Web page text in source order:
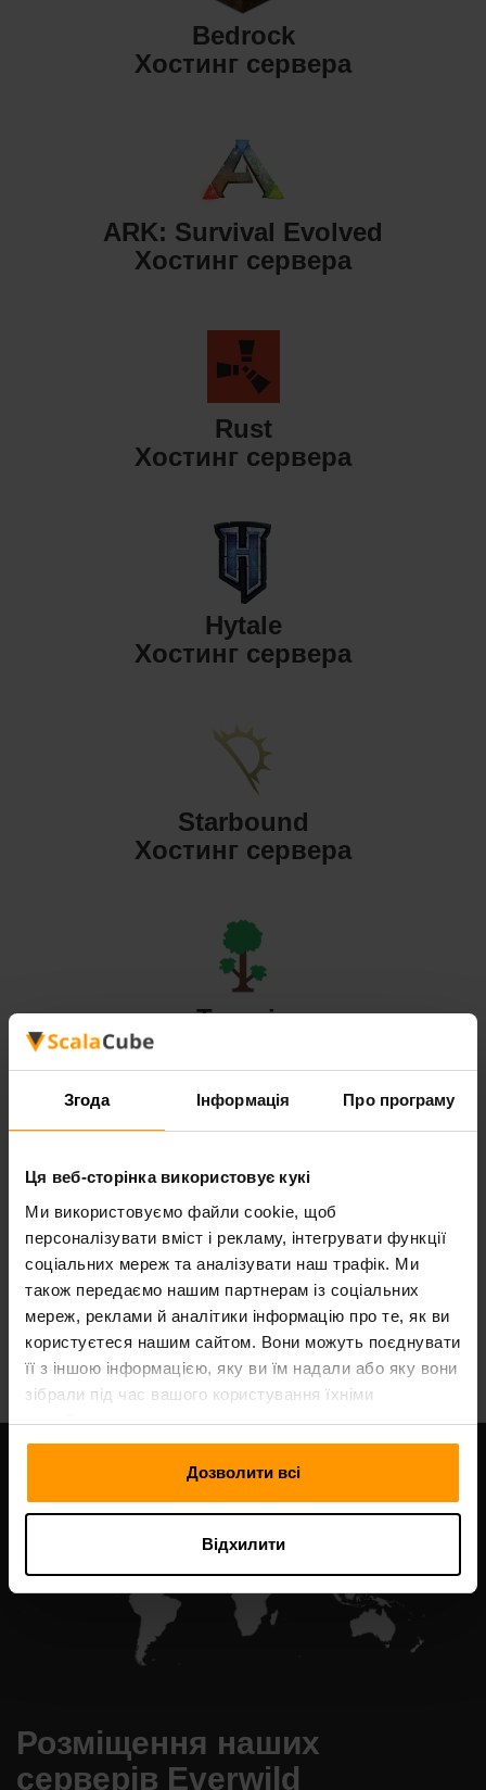
Згода Інформація Про програму
Ця веб-сторінка використовує кукі
Ми використовуємо файли cookie, щоб
персоналізувати вміст і рекламу, інтегрувати функції
соціальних мереж та аналізувати наш трафік. Ми
також передаємо нашим партнерам із соціальних
мереж, реклами й аналітики інформацію про те, як ви
користуєтеся нашим сайтом. Вони можуть поєднувати
її з іншою інформацією, яку ви їм надали або яку вони
зібрали під час вашого користування їхніми
службами.
Дозволити всі
Відхилити
Bedrock
Хостинг сервера
ARK: Survival Evolved
Хостинг сервера
Rust
Хостинг сервера
Hytale
Хостинг сервера
Starbound
Хостинг сервера
Terraria
Хостинг сервера
Valheim
Хостинг сервера
All Games
Розміщення наших
серверів Everwild